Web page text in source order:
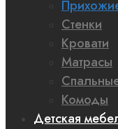
Стенки
Кровати
Матрасы
Комоды
Детская